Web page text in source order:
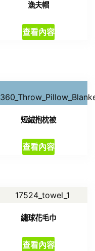
漁夫帽
查看內容
短絨抱枕被
查看內容
繡球花毛巾
查看內容